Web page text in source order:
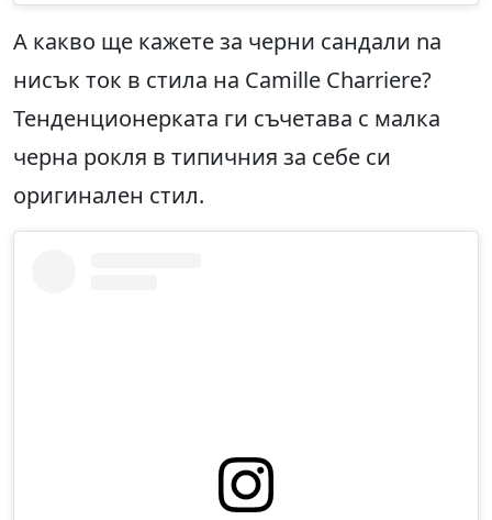
А какво ще кажете за черни сандали na
нисък ток в стила на Camille Charriere?
Тенденционерката ги съчетава с малка
черна рокля в типичния за себе си
оригинален стил.